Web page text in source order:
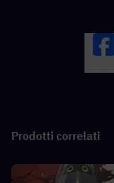
Prodotti correlati